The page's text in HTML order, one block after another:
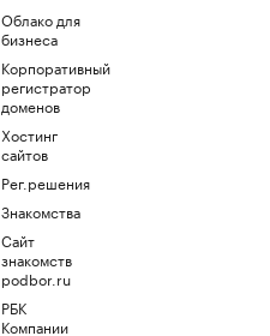
Облако для
бизнеса
Корпоративный
регистратор
доменов
Хостинг
сайтов
Рег.решения
Знакомства
Сайт
знакомств
podbor.ru
РБК
Компании